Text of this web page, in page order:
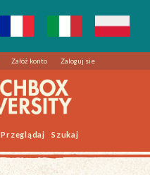
Załóż konto Zaloguj sie
Przeglądaj Szukaj